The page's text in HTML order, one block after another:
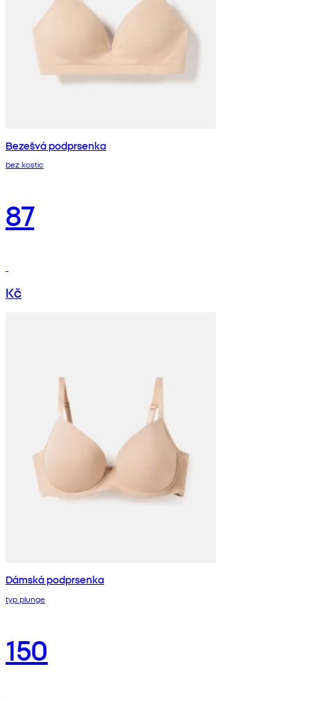
Bezešvá podprsenka
bez kostic
87
Kč
Dámská podprsenka
typ plunge
150